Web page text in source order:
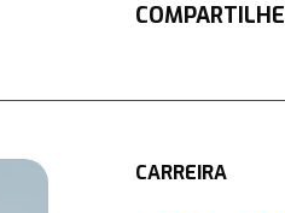
COMPARTILHE
CARREIRA